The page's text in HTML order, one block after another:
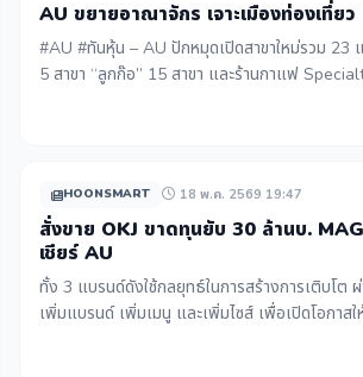
AU ขยายอาณาจักร เจาะเมืองท่องเที่ยว
#AU #ทันหุ้น – AU ปักหมุดเปิดสาขาใหม่รวม 23
5 สาขา “ลูกก๊อ” 15 สาขา และร้านกาแฟ
ท่องเที่ยว หัวเมืองเศรษฐกิจ ทำเลกำลังซื้อสูง พร้อ
HOONSMART 18 พ.ค. 2569 19:47
สั่งขาย OKJ ขาดทุนยับ 30 ล้านบ.
เชียร์ AU
ทั้ง 3 แบรนด์ดังใช้กลยุทธ์ในการสร้างการเติบโต ผ่
เพิ่มแบรนด์ เพิ่มเมนู และเพิ่มไซส์ เพื่อเปิดโอกาส